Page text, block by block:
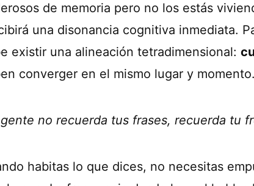
de memoria pero no los estás
una disonancia cognitiva inmediata.
existir una alineación tetradimensional:
converger en el mismo lugar y momento.
no recuerda tus frases, recuerda tu
habitas lo que dices, no necesitas